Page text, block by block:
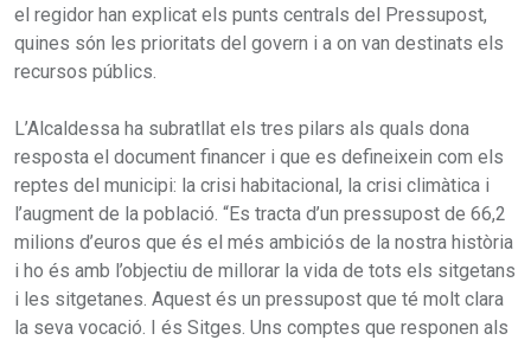
el regidor han explicat els punts centrals del Pressupost,
quines són les prioritats del govern i a on van destinats els
recursos públics.
L’Alcaldessa ha subratllat els tres pilars als quals dona
resposta el document financer i que es defineixein com els
reptes del municipi: la crisi habitacional, la crisi climàtica i
l’augment de la població. “Es tracta d’un pressupost de 66,2
milions d’euros que és el més ambiciós de la nostra història
i ho és amb l’objectiu de millorar la vida de tots els sitgetans
i les sitgetanes. Aquest és un pressupost que té molt clara
la seva vocació. I és Sitges. Uns comptes que responen als